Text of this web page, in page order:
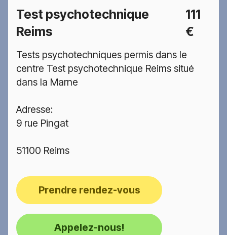
Test psychotechnique
Reims
111
€
Tests psychotechniques permis dans le
centre Test psychotechnique Reims situé
dans la Marne
Adresse:
9 rue Pingat
51100 Reims
Prendre rendez-vous
Appelez-nous!